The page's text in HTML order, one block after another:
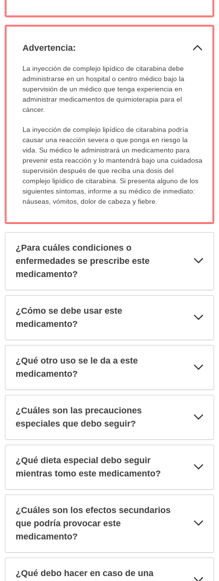
Advertencia:
Advertencia:
sido
extendido.
La inyección de complejo lipídico de citarabina debe
administrarse en un hospital o centro médico bajo la
supervisión de un médico que tenga experiencia en
administrar medicamentos de quimioterapia para el
cáncer.
La inyección de complejo lipídico de citarabina podría
causar una reacción severa o que ponga en riesgo la
vida. Su médico le administrará un medicamento para
prevenir esta reacción y lo mantendrá bajo una cuidadosa
supervisión después de que reciba una dosis del
complejo lipídico de citarabina. Si presenta alguno de los
siguientes síntomas, informe a su médico de inmediato:
náuseas, vómitos, dolor de cabeza y fiebre.
¿Para cuáles condiciones o
enfermedades se prescribe este
medicamento?
¿Cómo se debe usar este
medicamento?
¿Qué otro uso se le da a este
medicamento?
¿Cuáles son las precauciones
especiales que debo seguir?
¿Qué dieta especial debo seguir
mientras tomo este medicamento?
¿Cuáles son los efectos secundarios
que podría provocar este
medicamento?
¿Qué debo hacer en caso de una